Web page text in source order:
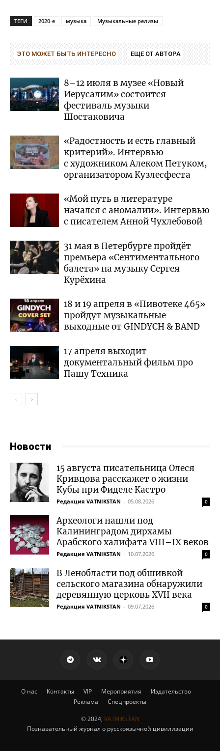
ТЕГИ 2020-е музыка Музыкальные релизы
ЭТО МОЖЕТ БЫТЬ ИНТЕРЕСНО ЕЩЕ ОТ АВТОРА
8–12 июля в музее «Новый
Иерусалим» состоится
фестиваль музыки
Шостаковича
«Радостность и есть главный
критерий». Интервью
с художником Алеком Петуком,
организатором Кузлесфеста
«Мой путь в литературе
начался с аномалии». Интервью
с писателем Анной Чухлебовой
31 мая в Петербурге пройдёт
премьера «Сентиментального
балета» на музыку Сергея
Курёхина
18 и 19 апреля в «Пивотеке 465»
пройдут музыкальные
выходные от GINDYCH & BAND
17 апреля выходит
документальный фильм про
Пашу Техника
Новости
15 августа писательница Олеся
Кривцова расскажет о жизни
Кубы при Фиделе Кастро
Редакция VATNIKSTAN - 05.08.2026 0
Археологи нашли под
Калининградом дирхамы
Арабского халифата VIII–IX веков
Редакция VATNIKSTAN - 10.07.2026 0
В Ленобласти под обшивкой
сельского магазина обнаружили
деревянную церковь XVII века
Редакция VATNIKSTAN - 09.07.2026 0
О нас Контакты VIP Мероприятия
Издательство
Реклама
Спецпроекты
© 2024, VATNIKSTAN
Познавательный журнал о русскоязычной цивилизации